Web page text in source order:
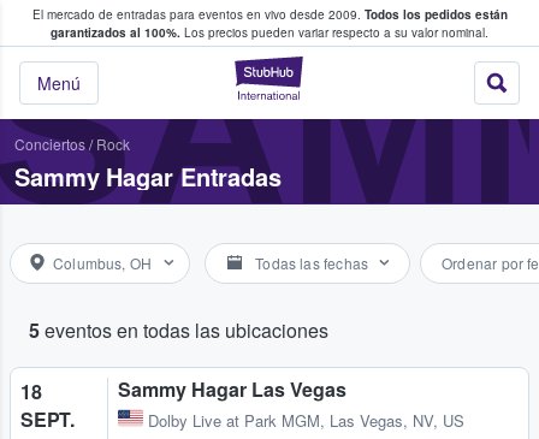
El mercado de entradas para eventos en vivo desde 2009. Todos los pedidos están
garantizados al 100%. Los precios pueden variar respecto a su valor nominal.
StubHub:
Menú
y venta de entradas entre fans
Conciertos/ Rock
Sammy Hagar Entradas
Columbus, OH Todas las fechas Ordenar por
5eventos en todas las ubicaciones
18
SEPT.
Sammy Hagar Las Vegas
Dolby Live at Park MGM, Las Vegas, NV, US